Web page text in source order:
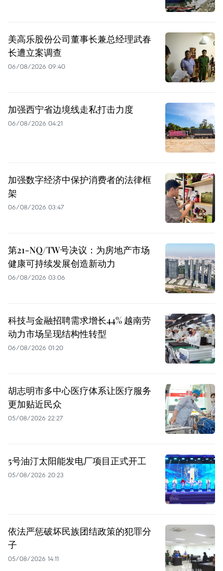
美高乐股份公司董事长兼总经理武春
长遭立案调查
06/08/2026 09:40
加强西宁省边境线走私打击力度
06/08/2026 04:21
加强数字经济中保护消费者的法律框
架
06/08/2026 03:47
第21-NQ/TW号决议：为房地产市场
健康可持续发展创造新动力
06/08/2026 03:06
科技与金融招聘需求增长44% 越南劳
动力市场呈现结构性转型
06/08/2026 01:20
胡志明市多中心医疗体系让医疗服务
更加贴近民众
05/08/2026 22:27
5号油汀太阳能发电厂项目正式开工
05/08/2026 20:23
依法严惩破坏民族团结政策的犯罪分
子
05/08/2026 14:11